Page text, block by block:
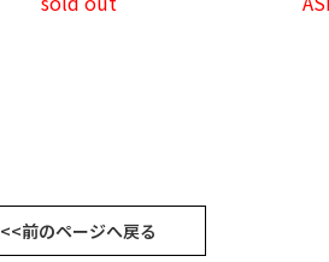
<<前のページへ戻る